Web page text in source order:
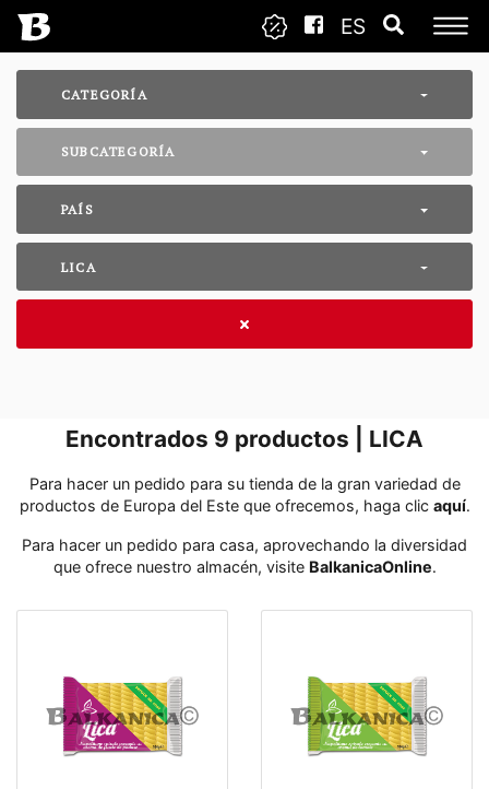
ES
CATEGORÍA
SUBCATEGORÍA
PAÍS
LICA
Encontrados 9 productos | LICA
Para hacer un pedido para su tienda de la gran variedad de
productos de Europa del Este que ofrecemos, haga clic aquí․
Para hacer un pedido para casa, aprovechando la diversidad
que ofrece nuestro almacén, visite BalkanicaOnline․